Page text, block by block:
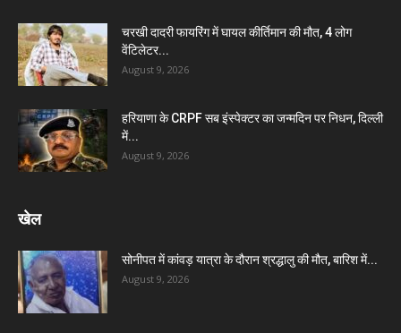
चरखी दादरी फायरिंग में घायल कीर्तिमान की मौत, 4 लोग
वेंटिलेटर...
August 9, 2026
हरियाणा के CRPF सब इंस्पेक्टर का जन्मदिन पर निधन, दिल्ली
में...
August 9, 2026
खेल
सोनीपत में कांवड़ यात्रा के दौरान श्रद्धालु की मौत, बारिश में...
August 9, 2026